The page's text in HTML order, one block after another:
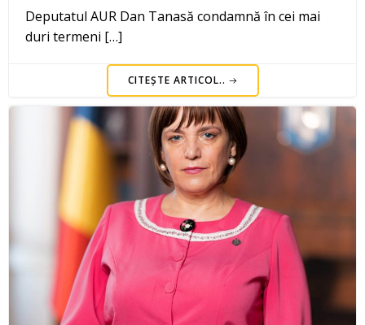
Deputatul AUR Dan Tanasă condamnă în cei mai
duri termeni […]
CITEȘTE ARTICOL..